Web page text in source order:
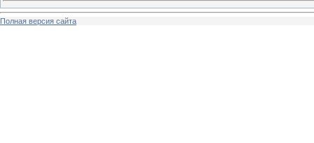
Полная версия сайта